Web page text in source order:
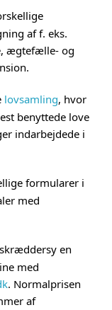
af f. eks.
ægtefælle- og
lovsamling, hvor
benyttede love
indarbejdede i
formularer i
med
en
med
. Normalprisen
af